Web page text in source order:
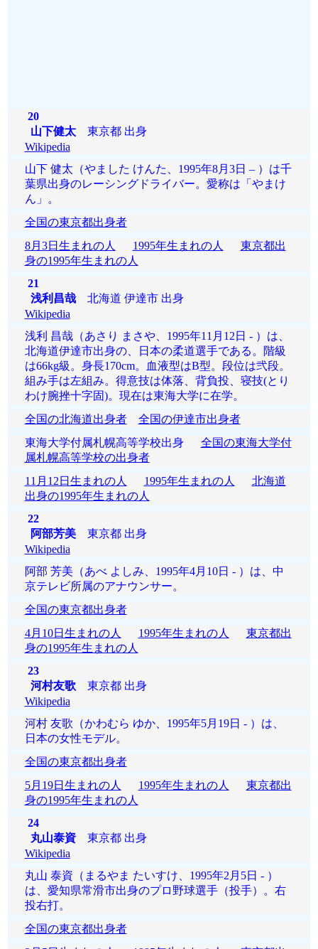
20
山下健太東京都 出身
Wikipedia
山下 健太（やました けんた、1995年8月3日 – ）は千
葉県出身のレーシングドライバー。愛称は「やまけ
ん」。
全国の東京都出身者
8月3日生まれの人
1995年生まれの人
東京都出
身の1995年生まれの人
21
浅利昌哉北海道 伊達市 出身
Wikipedia
浅利 昌哉（あさり まさや、1995年11月12日 - ）は、
北海道伊達市出身の、日本の柔道選手である。階級
は66kg級。身長170cm。血液型はB型。段位は弐段。
組み手は左組み。得意技は体落、背負投、寝技(とり
わけ腕挫十字固)。現在は東海大学に在学。
全国の北海道出身者
全国の伊達市出身者
東海大学付属札幌高等学校出身 全国の東海大学付
属札幌高等学校の出身者
11月12日生まれの人
1995年生まれの人
北海道
出身の1995年生まれの人
22
阿部芳美東京都 出身
Wikipedia
阿部 芳美（あべ よしみ、1995年4月10日 - ）は、中
京テレビ所属のアナウンサー。
全国の東京都出身者
4月10日生まれの人
1995年生まれの人
東京都出
身の1995年生まれの人
23
河村友歌東京都 出身
Wikipedia
河村 友歌（かわむら ゆか、1995年5月19日 - ）は、
日本の女性モデル。
全国の東京都出身者
5月19日生まれの人
1995年生まれの人
東京都出
身の1995年生まれの人
24
丸山泰資東京都 出身
Wikipedia
丸山 泰資（まるやま たいすけ、1995年2月5日 - ）
は、愛知県常滑市出身のプロ野球選手（投手）。右
投右打。
全国の東京都出身者